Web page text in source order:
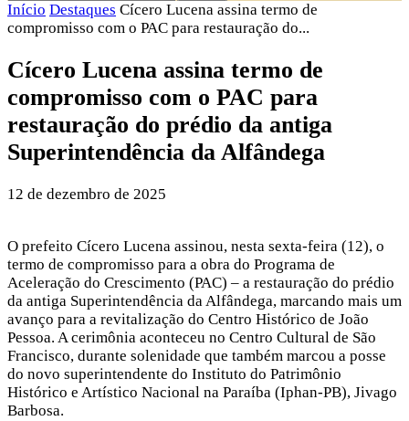
Início Destaques Cícero Lucena assina termo de
compromisso com o PAC para restauração do...
Cícero Lucena assina termo de
compromisso com o PAC para
restauração do prédio da antiga
Superintendência da Alfândega
12 de dezembro de 2025
O prefeito Cícero Lucena assinou, nesta sexta-feira (12), o
termo de compromisso para a obra do Programa de
Aceleração do Crescimento (PAC) – a restauração do prédio
da antiga Superintendência da Alfândega, marcando mais um
avanço para a revitalização do Centro Histórico de João
Pessoa. A cerimônia aconteceu no Centro Cultural de São
Francisco, durante solenidade que também marcou a posse
do novo superintendente do Instituto do Patrimônio
Histórico e Artístico Nacional na Paraíba (Iphan-PB), Jivago
Barbosa.